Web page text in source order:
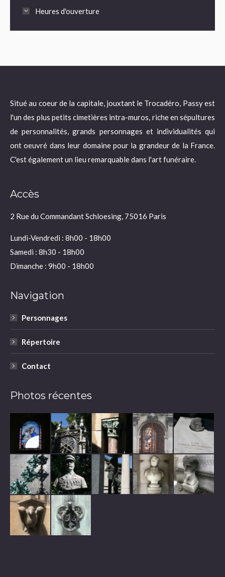
Heures d'ouverture
Situé au coeur de la capitale, jouxtant le Trocadéro, Passy est
l'un des plus petits cimetières intra-muros, riche en sépultures
de personnalités, grands personnages et individualités qui
ont oeuvré dans leur domaine pour la grandeur de la France.
C'est également un lieu remarquable dans l'art funéraire.
Accès
2 Rue du Commandant Schloesing, 75016 Paris
Lundi-Vendredi : 8h00 - 18h00
Samedi : 8h30 - 18h00
Dimanche : 9h00 - 18h00
Navigation
Personnages
Répertoire
Contact
Photos récentes